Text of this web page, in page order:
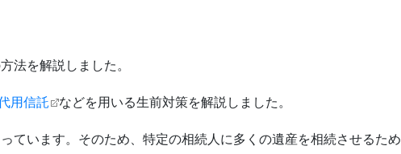
法を解説しました。
用信託 などを用いる生前対策を解説しました。
ています。そのため、特定の相続人に多くの遺産を相続させるため